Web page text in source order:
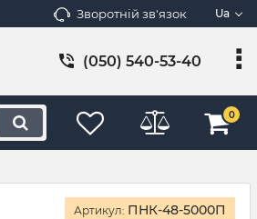
Зворотній зв'язок Ua
(050) 540-53-40
0
Артикул: ПНК-48-5000П